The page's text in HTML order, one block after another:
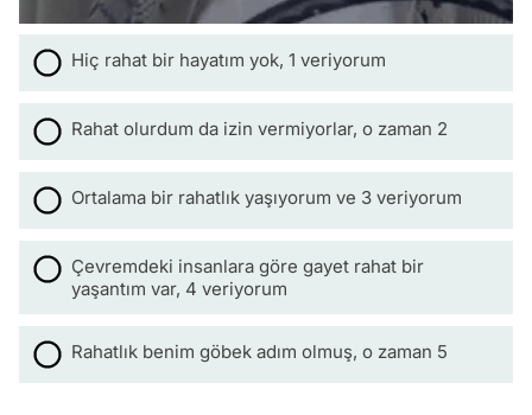
Hiç rahat bir hayatım yok, 1 veriyorum
Rahat olurdum da izin vermiyorlar, o zaman 2
Ortalama bir rahatlık yaşıyorum ve 3 veriyorum
Çevremdeki insanlara göre gayet rahat bir
yaşantım var, 4 veriyorum
Rahatlık benim göbek adım olmuş, o zaman 5